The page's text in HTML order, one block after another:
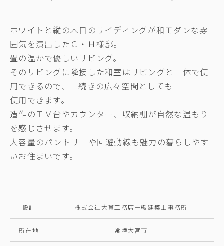
ホワイトと縦の木目のサイディングが和モダンな雰
囲気を演出したＣ・Ｈ様邸。
畳の温かで優しいリビング。
そのリビングに隣接した和室はリビングと一体で使
用できるので、一続きの広々空間としても
使用できます。
造作のＴＶ台やカウンター、収納棚が自然な温もり
を感じさせます。
大容量のパントリーや回遊動線も魅力の暮らしやす
いお住まいです。
設計 株式会社大貫工務店一級建築士事務所
所在地 常陸大宮市